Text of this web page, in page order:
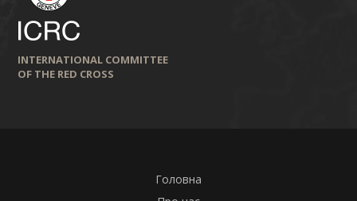
INTERNATIONAL COMMITTEE
OF THE RED CROSS
Головна